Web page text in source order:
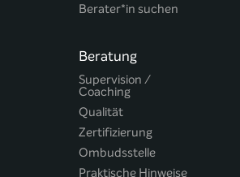
Berater*in suchen
Beratung
Supervision /
Coaching
Qualität
Zertifizierung
Ombudsstelle
Praktische Hinweise